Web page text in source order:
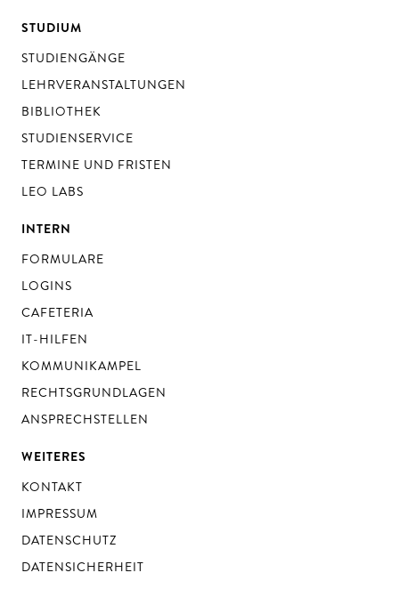
STUDIUM
STUDIENGÄNGE
LEHRVERANSTALTUNGEN
BIBLIOTHEK
STUDIENSERVICE
TERMINE UND FRISTEN
LEO LABS
INTERN
FORMULARE
LOGINS
CAFETERIA
IT-HILFEN
KOMMUNIKAMPEL
RECHTSGRUNDLAGEN
ANSPRECHSTELLEN
WEITERES
KONTAKT
IMPRESSUM
DATENSCHUTZ
DATENSICHERHEIT